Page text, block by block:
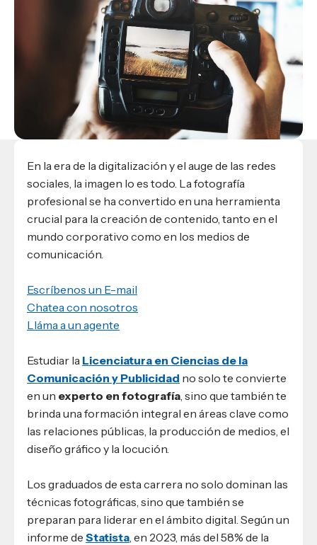
Escuela de Ciencias de la Comunicación
Escuela de Ciencias de la Salud
Escuela de Arquitectura
Ver toda la oferta académica
Escuela deNegocios
Conocé DUX
Datos de contacto
admisiones@usap.edu
+504 2561-8727
Ave. Circunvalación, San Pedro Sula,
Honduras, C.A.
EXCELENCIA USAP
Lifelong Learning University
Responsabilidad social y sostenibilidad
Empleabilidad
¿Que es USAP+?
RECURSOS
Ayuda en línea
Guía de Servicios Académicos y Administrativos
Manual M365
Manual Moddle
Normas Académicas
Experiencias de alumnos
internacionales
Conocé experiencias
Evento
USAP integra RediEShn
Leer artículo
En la era de la digitalización y el auge de las redes
sociales, la imagen lo es todo. La fotografía
profesional se ha convertido en una herramienta
crucial para la creación de contenido, tanto en el
mundo corporativo como en los medios de
comunicación.
Escríbenos un E-mail
Chatea con nosotros
Lláma a un agente
Estudiar la Licenciatura en Ciencias de la
Comunicación y Publicidad no solo te convierte
en un experto en fotografía , sino que también te
brinda una formación integral en áreas clave como
las relaciones públicas, la producción de medios, el
diseño gráfico y la locución.
Los graduados de esta carrera no solo dominan las
técnicas fotográficas, sino que también se
preparan para liderar en el ámbito digital. Según un
informe de Statista , en 2023, más del 58% de la